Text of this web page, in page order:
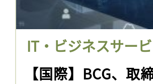
IT・ビジネスサー
【国際】BCG、